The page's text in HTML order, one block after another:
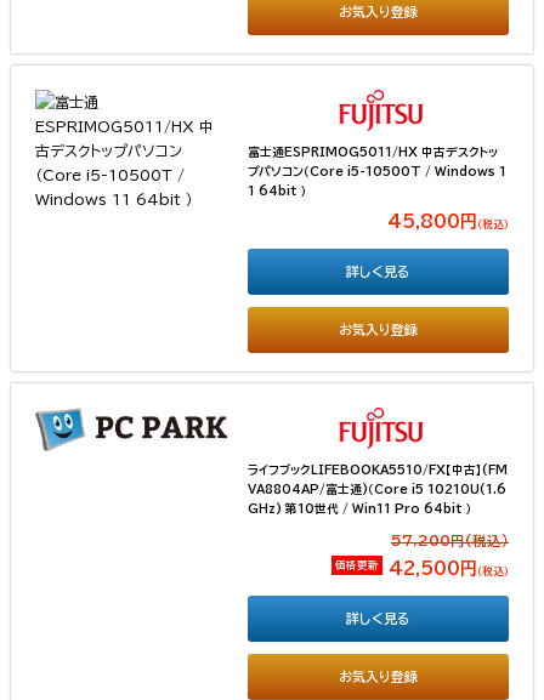
お気入り登録
富士通ESPRIMOG5011/HX 中古デスクトッ
プパソコン（Core i5-10500T / Windows 1
1 64bit ）
45,800円 （税込）
お気入り登録
詳しく見る
ライフブックLIFEBOOKA5510/FX【中古】(FM
VA8804AP/富士通)（Core i5 10210U(1.6
GHz) 第10世代 / Win11 Pro 64bit ）
57,200円(税込）
価格更新 42,500円 （税込）
お気入り登録
詳しく見る